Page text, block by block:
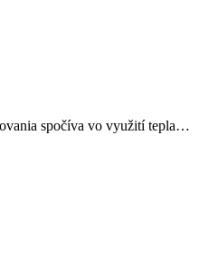
spočíva vo využití tepla…